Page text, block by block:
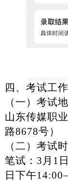
四、考试工作
（一）考试
山东传媒职
路8678号）
（二）考试
笔试： 3月1
日下午